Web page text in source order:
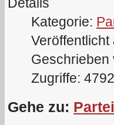
Details
Kategorie:
Geschrieben
Zugriffe:
Gehe zu: